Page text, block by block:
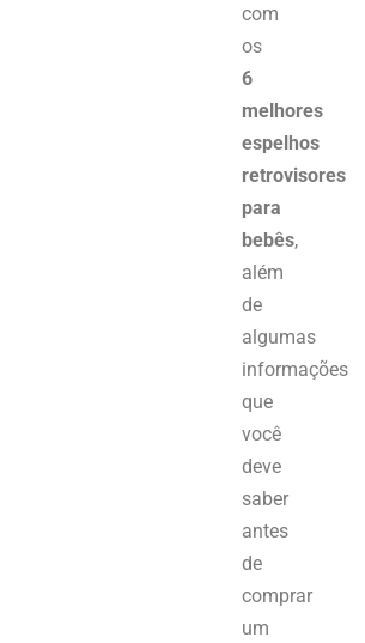
com
os
6
melhores
espelhos
retrovisores
para
bebês,
além
de
algumas
informações
que
você
deve
saber
antes
de
comprar
um